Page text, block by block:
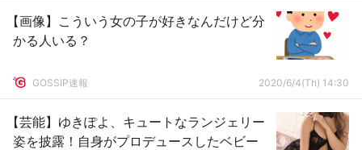
【画像】こういう女の子が好きなんだけど分
かる人いる？
GOSSIP速報 2020/6/4(Th) 14:30
【芸能】ゆきぽよ、キュートなランジェリー
姿を披露！自身がプロデュースしたベビー